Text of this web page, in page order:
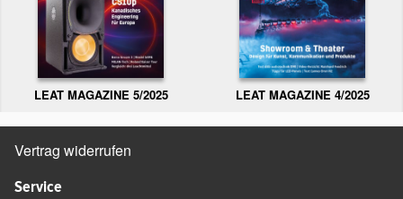
LEAT MAGAZINE 5/2025 LEAT MAGAZINE 4/2025
Vertrag widerrufen
Service